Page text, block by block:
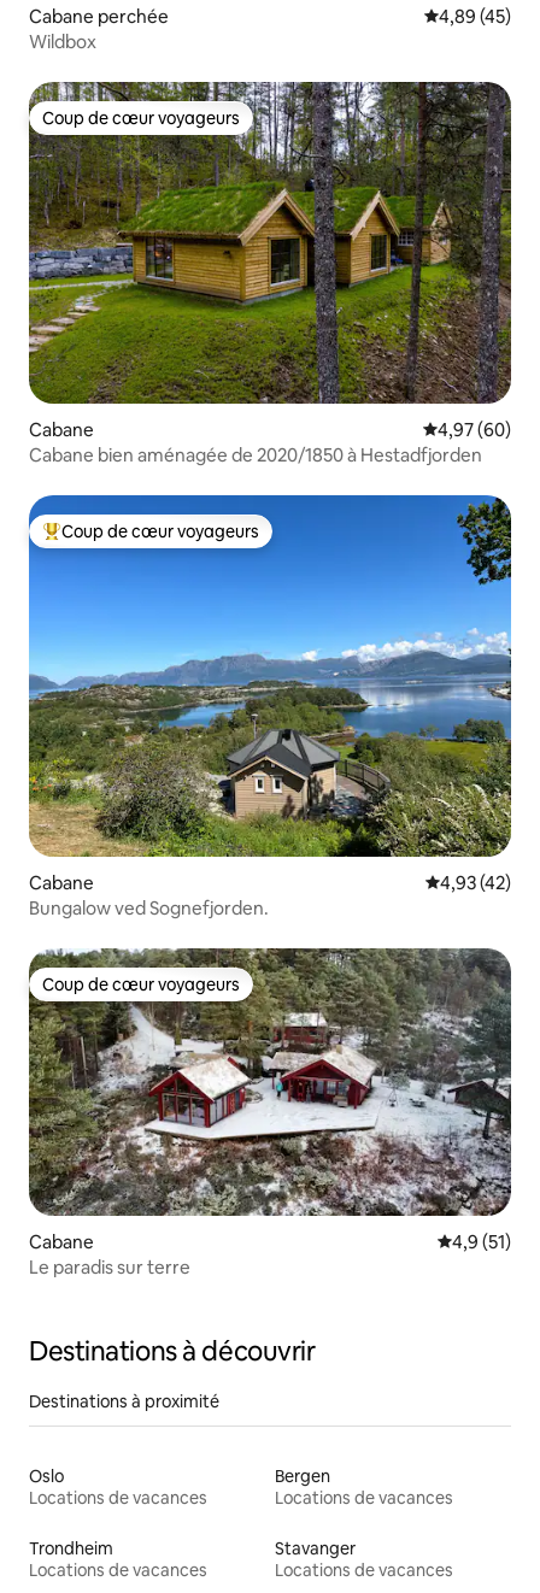
Cabane perchée Évaluation
4,89 (45)
Wildbox
Coup de cœur voyageurs
Coup de cœur voyageurs
Cabane Évaluation
4,97 (60)
Cabane bien aménagée de 2020/1850 à Hestadfjorden
Coups de cœur voyageurs les plus appréciés
Coup de cœur voyageurs
Cabane Évaluation
4,93 (42)
Bungalow ved Sognefjorden.
Coup de cœur voyageurs
Coup de cœur voyageurs
Cabane Évaluation
4,9 (51)
Le paradis sur terre
Destinations à découvrir
Destinations à proximité
Oslo
Locations de vacances
Bergen
Locations de vacances
Trondheim
Locations de vacances
Stavanger
Locations de vacances